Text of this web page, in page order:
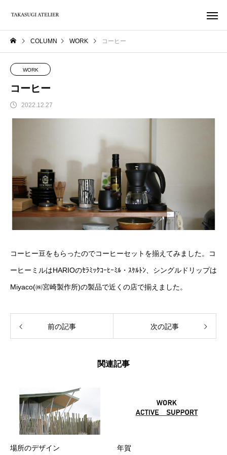
COLUMN WORK コーヒー
WORK
コーヒー
2022.12.27
コーヒー豆をもらったのでコーヒーセットを揃えてみました。コ
ーヒーミルはHARIOのｾﾗﾐｯｸｺｰﾋｰﾐﾙ・ｽｹﾙﾄﾝ、シングルドリップは
Miyaco(㈱宮崎製作所)の製品で近くの店で揃えました。
前の記事 次の記事
関連記事
場所のデザイン 年賀